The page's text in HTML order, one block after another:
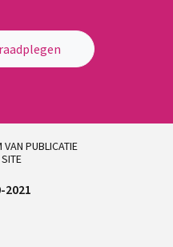
VAN PUBLICATIE
2021